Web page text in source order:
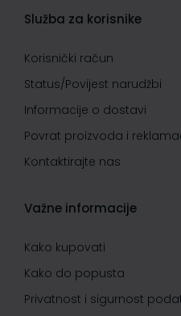
Služba za korisnike
Korisnički račun
Status/Povijest narudžbi
Informacije o dostavi
Povrat proizvoda i
Kontaktirajte nas
Važne informacije
Kako kupovati
Kako do popusta
Privatnost i sigurnost